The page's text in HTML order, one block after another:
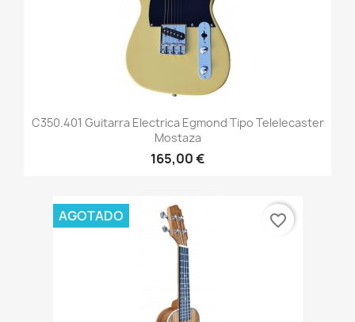
C350.401 Guitarra Electrica Egmond Tipo Telelecaster
Mostaza
165,00 €
AGOTADO favorite_border